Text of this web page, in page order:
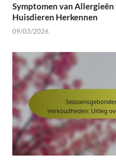
Symptomen van
Huisdieren Herkennen
09/03/2026